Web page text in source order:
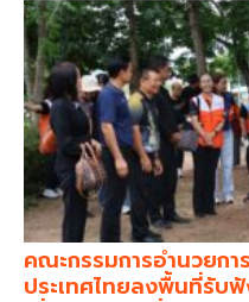
คณะกรรมการอำนวยก
ประเทศไทยลงพื้นที่รับฟั